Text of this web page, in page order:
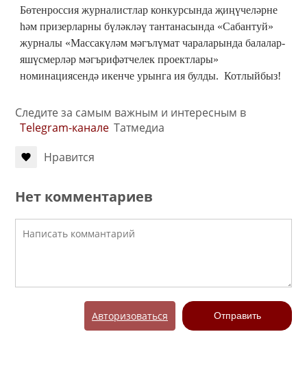
Бөтенроссия журналистлар конкурсында җиңүчеләрне
һәм призерларны бүләкләү тантанасында «Сабантуй»
журналы «Массакүләм мәгълүмат чараларында балалар-
яшүсмерләр мәгърифәтчелек проектлары»
номинациясендә икенче урынга ия булды. Котлыйбыз!
Следите за самым важным и интересным в
Telegram-канале Татмедиа
Нравится
Нет комментариев
Авторизоваться Отправить